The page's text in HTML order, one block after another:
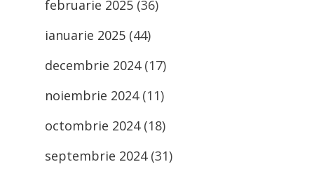
februarie 2025 (36)
ianuarie 2025 (44)
decembrie 2024(17)
noiembrie 2024(11)
octombrie 2024(18)
septembrie 2024(31)